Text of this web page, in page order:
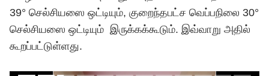
39° செல்சியஸை ஒட்டியும், குறைந்தபட்ச வெப்பநிலை 30°
செல்சியஸை ஒட்டியும் இருக்கக்கூடும். இவ்வாறு அதில்
கூறப்பட்டுள்ளது.